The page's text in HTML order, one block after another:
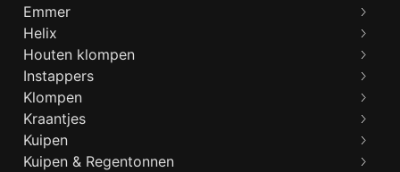
Emmer
Helix
Houten klompen
Instappers
Klompen
Kraantjes
Kuipen
Kuipen & Regentonnen